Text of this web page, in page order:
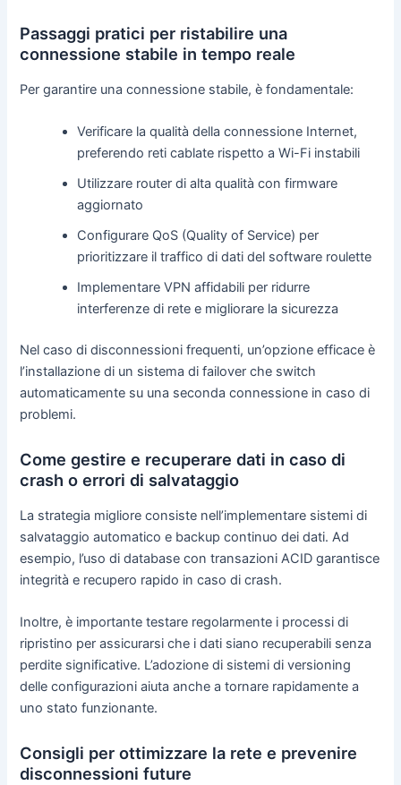
Passaggi pratici per ristabilire una
connessione stabile in tempo reale
Per garantire una connessione stabile, è fondamentale:
Verificare la qualità della connessione Internet,
preferendo reti cablate rispetto a Wi-Fi instabili
Utilizzare router di alta qualità con firmware
aggiornato
Configurare QoS (Quality of Service) per
prioritizzare il traffico di dati del software roulette
Implementare VPN affidabili per ridurre
interferenze di rete e migliorare la sicurezza
Nel caso di disconnessioni frequenti, un’opzione efficace è
l’installazione di un sistema di failover che switch
automaticamente su una seconda connessione in caso di
problemi.
Come gestire e recuperare dati in caso di
crash o errori di salvataggio
La strategia migliore consiste nell’implementare sistemi di
salvataggio automatico e backup continuo dei dati. Ad
esempio, l’uso di database con transazioni ACID garantisce
integrità e recupero rapido in caso di crash.
Inoltre, è importante testare regolarmente i processi di
ripristino per assicurarsi che i dati siano recuperabili senza
perdite significative. L’adozione di sistemi di versioning
delle configurazioni aiuta anche a tornare rapidamente a
uno stato funzionante.
Consigli per ottimizzare la rete e prevenire
disconnessioni future